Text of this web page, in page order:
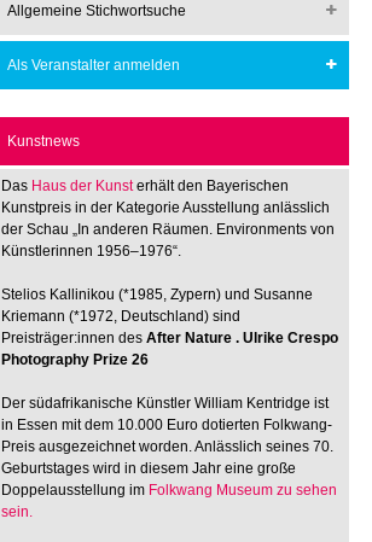
Allgemeine Stichwortsuche
Als Veranstalter anmelden
Kunstnews
Das Haus der Kunsterhält den Bayerischen
Kunstpreis in der Kategorie Ausstellung anlässlich
der Schau „In anderen Räumen. Environments von
Künstlerinnen 1956–1976“.
Stelios Kallinikou (*1985, Zypern) und Susanne
Kriemann (*1972, Deutschland) sind
Preisträger:innen des After Nature . Ulrike Crespo
Photography Prize 26
Der südafrikanische Künstler William Kentridge ist
in Essen mit dem 10.000 Euro dotierten Folkwang-
Preis ausgezeichnet worden. Anlässlich seines 70.
Geburtstages wird in diesem Jahr eine große
Doppelausstellung im Folkwang Museum zu sehen
sein.